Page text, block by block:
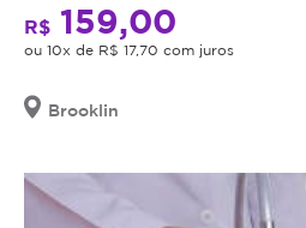
R$ 159,00
ou 10x de R$ 17,70 com juros
Brooklin